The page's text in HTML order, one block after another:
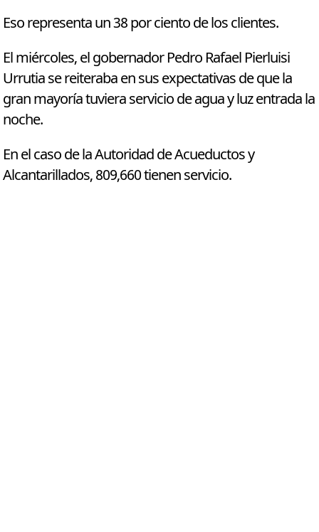
Eso representa un 38 por ciento de los clientes.
El miércoles, el gobernador Pedro Rafael Pierluisi
Urrutia se reiteraba en sus expectativas de que la
gran mayoría tuviera servicio de agua y luz entrada la
noche.
En el caso de la Autoridad de Acueductos y
Alcantarillados, 809,660 tienen servicio.